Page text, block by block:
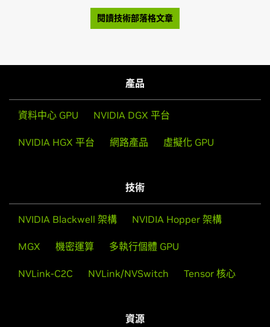
閱讀技術部落格文章
產品
資料中心 GPU NVIDIA DGX 平台
NVIDIA HGX 平台 網路產品 虛擬化 GPU
技術
NVIDIA Blackwell 架構 NVIDIA Hopper 架構
MGX 機密運算 多執行個體 GPU
NVLink-C2C NVLink/NVSwitch Tensor 核心
資源